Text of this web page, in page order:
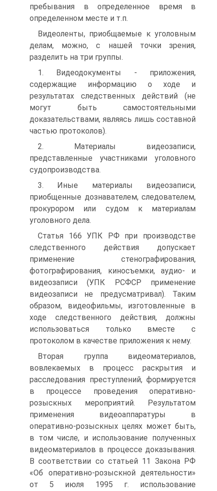
пребывания в определенное время в
определенном месте и т.п.
Видеоленты, приобщаемые к уголовным
делам, можно, с нашей точки зрения,
разделить на три группы.
1. Видеодокументы - приложения,
содержащие информацию о ходе и
результатах следственных действий (не
могут быть самостоятельными
доказательствами, являясь лишь составной
частью протоколов).
2. Материалы видеозаписи,
представленные участниками уголовного
судопроизводства.
3. Иные материалы видеозаписи,
приобщенные дознавателем, следователем,
прокурором или судом к материалам
уголовного дела.
Статья 166 УПК РФ при производстве
следственного действия допускает
применение стенографирования,
фотографирования, киносъемки, аудио- и
видеозаписи (УПК РСФСР применение
видеозаписи не предусматривал). Таким
образом, видеофильмы, изготовленные в
ходе следственного действия, должны
использоваться только вместе с
протоколом в качестве приложения к нему.
Вторая группа видеоматериалов,
вовлекаемых в процесс раскрытия и
расследования преступлений, формируется
в процессе проведения оперативно-
розыскных мероприятий. Результатом
применения видеоаппаратуры в
оперативно-розыскных целях может быть,
в том числе, и использование полученных
видеоматериалов в процессе доказывания.
В соответствии со статьей 11 Закона РФ
«Об оперативно-розыскной деятельности»
от 5 июля 1995 г. использование